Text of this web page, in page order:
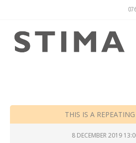
THIS IS A
8 DECEMBER 2019